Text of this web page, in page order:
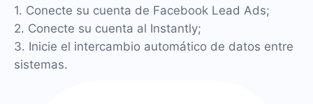
1. Conecte su cuenta de Facebook Lead Ads;
2. Conecte su cuenta al Instantly;
3. Inicie el intercambio automático de datos entre
sistemas.